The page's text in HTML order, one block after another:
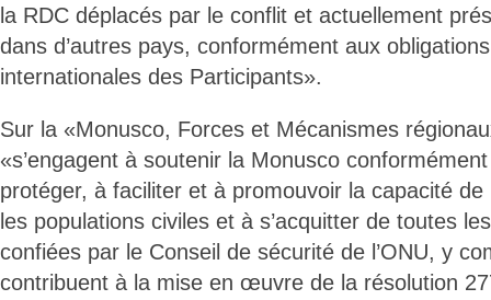
la RDC déplacés par le conflit et actuellement
dans d’autres pays, conformément aux
internationales des Participants».
Sur la «Monusco, Forces et Mécanismes
«s’engagent à soutenir la Monusco
protéger, à faciliter et à promouvoir la capacité
les populations civiles et à s’acquitter de toutes
confiées par le Conseil de sécurité de l’ONU, y
contribuent à la mise en œuvre de la résolution